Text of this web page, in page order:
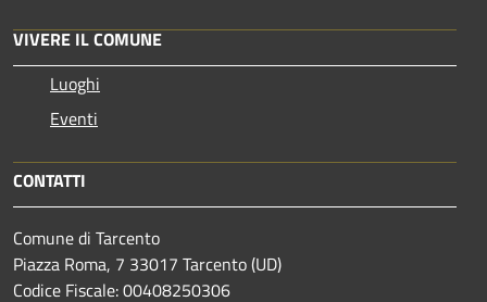
VIVERE IL COMUNE
Luoghi
Eventi
CONTATTI
Comune di Tarcento
Piazza Roma, 7 33017 Tarcento (UD)
Codice Fiscale: 00408250306